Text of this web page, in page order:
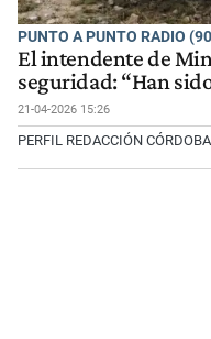
PUNTO A PUNTO RADIO
El intendente de
seguridad: “Han
21-04-2026 15:26
PERFIL REDACCIÓN CÓRDOBA